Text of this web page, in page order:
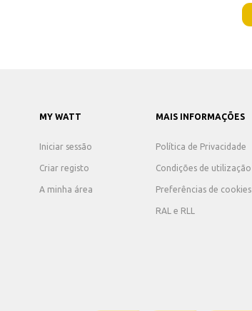
MY WATT
Iniciar sessão
Criar registo
A minha área
MAIS INFORMAÇÕES
Política de Privacidade
Condições de utilização
Preferências de cookies
RAL e RLL